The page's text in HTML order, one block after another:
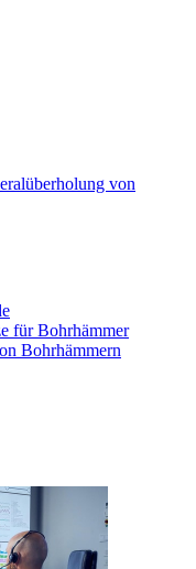
von
für Bohrhämmer
Bohrhämmern